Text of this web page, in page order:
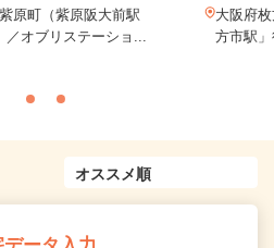
原町（紫原阪大前駅
オブリステーショ...
大阪府
方市駅